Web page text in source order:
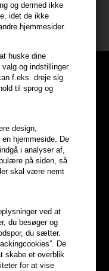
og dermed ikke
idet de ikke
hjemmesider.
huske dine
og indstillinger
f.eks. dreje sig
til sprog og
design,
hjemmeside. De
i analyser af,
på siden, så
skal være nemt
ved at
du besøger og
du sætter.
De
skabe et overblik
for at vise
på